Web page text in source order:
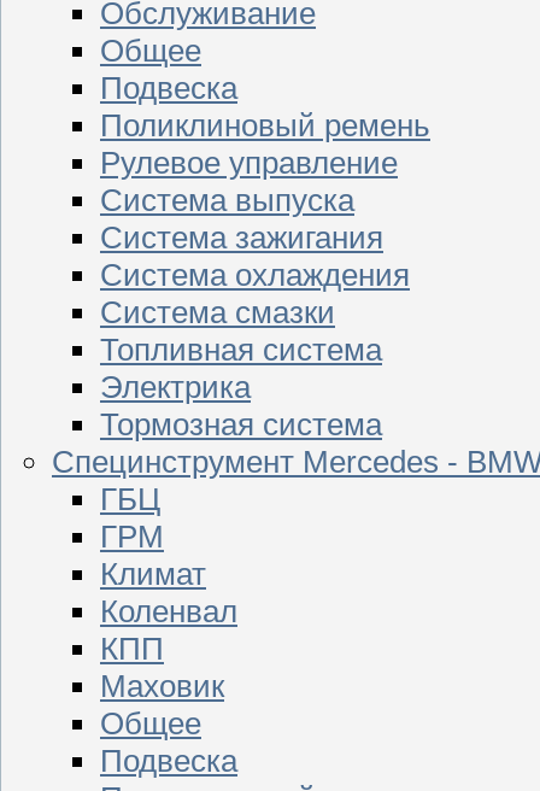
Обслуживание
Общее
Подвеска
Поликлиновый ремень
Рулевое управление
Система выпуска
Система зажигания
Система охлаждения
Система смазки
Топливная система
Электрика
Тормозная система
Специнструмент Mercedes -
ГБЦ
ГРМ
Климат
Коленвал
КПП
Маховик
Общее
Подвеска